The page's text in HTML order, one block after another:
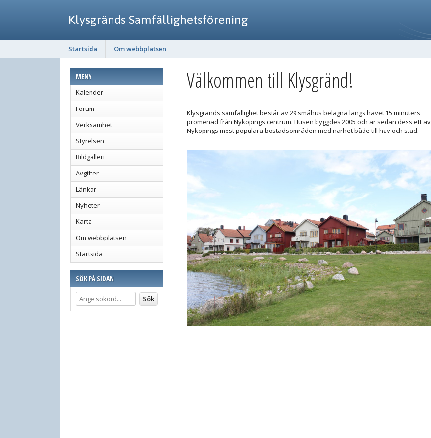
Klysgränds Samfällighetsförening
Startsida
Om webbplatsen
MENY
Kalender
Forum
Verksamhet
Styrelsen
Bildgalleri
Avgifter
Länkar
Nyheter
Karta
Om webbplatsen
Startsida
SÖK PÅ SIDAN
Välkommen till Klysgränd!
Klysgränds samfällighet består av 29 småhus belägna längs havet 15 minuters
promenad från Nyköpings centrum. Husen byggdes 2005 och är sedan dess ett av
Nyköpings mest populära bostadsområden med närhet både till hav och stad.